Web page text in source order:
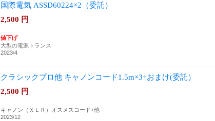
国際電気 ASSD60224×2（委託）
2,500 円
値下げ
大型の電源トランス
2023/4
クラシックプロ他 キャノンコード1.5m×3+おまけ(委託）
2,500 円
キャノン（ＸＬＲ）オスメスコード+他
2023/12